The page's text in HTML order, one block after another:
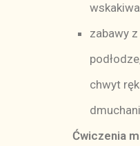
zabawy z
chwyt
Ćwiczenia